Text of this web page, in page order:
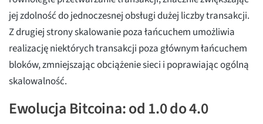
jej zdolność do jednoczesnej obsługi dużej liczby transakcji.
Z drugiej strony skalowanie poza łańcuchem umożliwia
realizację niektórych transakcji poza głównym łańcuchem
bloków, zmniejszając obciążenie sieci i poprawiając ogólną
skalowalność.
Ewolucja Bitcoina: od 1.0 do 4.0